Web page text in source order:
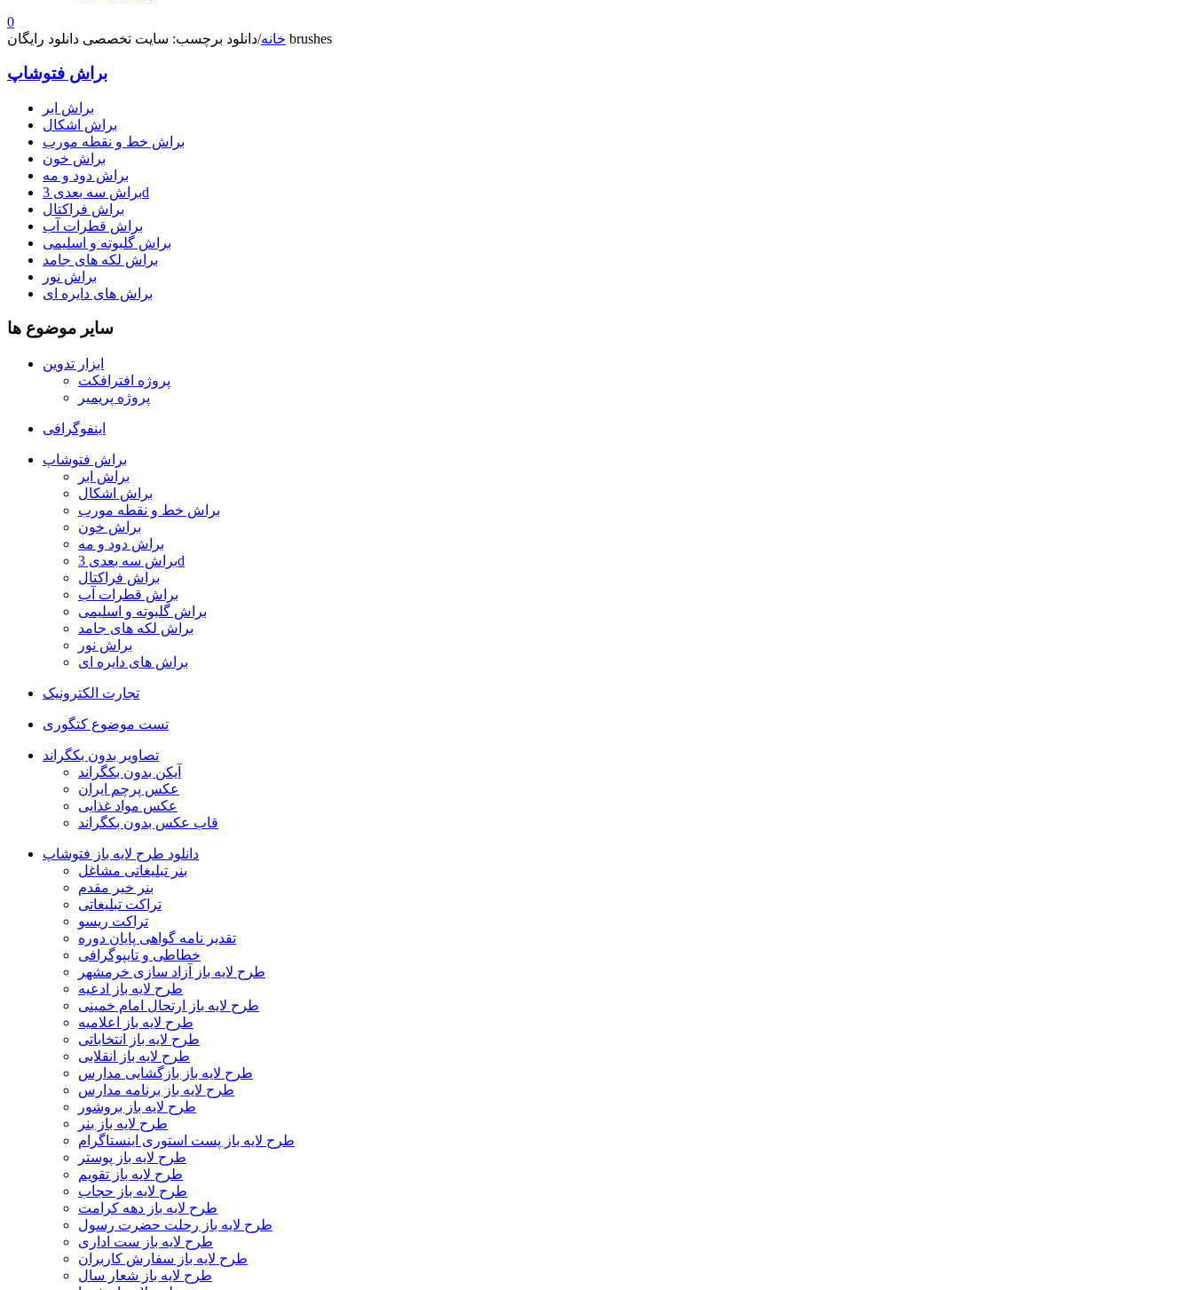
0
خانه/ دانلود برچسب: سایت تخصصی دانلود رایگان brushes
براش فتوشاپ
براش ابر
براش اشکال
براش خط و نقطه مورب
براش خون
براش دود و مه
براش سه بعدی 3d
براش فراکتال
براش قطرات آب
براش گلبوته و اسلیمی
براش لکه های جامد
براش نور
براش های دایره ای
سایر موضوع ها
ابزار تدوین
پروژه افترافکت
پروژه پریمیر
اینفوگرافی
براش فتوشاپ
براش ابر
براش اشکال
براش خط و نقطه مورب
براش خون
براش دود و مه
براش سه بعدی 3d
براش فراکتال
براش قطرات آب
براش گلبوته و اسلیمی
براش لکه های جامد
براش نور
براش های دایره ای
تجارت الکترونیک
تست موضوع کتگوری
تصاویر بدون بکگراند
آیکن بدون بکگراند
عکس پرچم ایران
عکس مواد غذایی
قاب عکس بدون بکگراند
دانلود طرح لایه باز فتوشاپ
بنر تبلیغاتی مشاغل
بنر خیر مقدم
تراکت تبلیغاتی
تراکت ریسو
تقدیر نامه گواهی پایان دوره
خطاطی و تایپوگرافی
طرح لایه باز آزاد سازی خرمشهر
طرح لایه باز ادعیه
طرح لایه باز ارتحال امام خمینی
طرح لایه باز اعلامیه
طرح لایه باز انتخاباتی
طرح لایه باز انقلابی
طرح لایه باز بازگشایی مدارس
طرح لایه باز برنامه مدارس
طرح لایه باز بروشور
طرح لایه باز بنر
طرح لایه باز پست استوری اینستاگرام
طرح لایه باز پوستر
طرح لایه باز تقویم
طرح لایه باز حجاب
طرح لایه باز دهه کرامت
طرح لایه باز رحلت حضرت رسول
طرح لایه باز ست اداری
طرح لایه باز سفارش کاربران
طرح لایه باز شعار سال